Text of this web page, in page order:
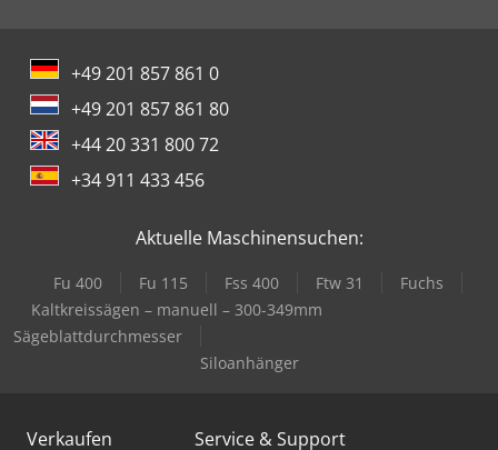
+49 201 857 861 0
+49 201 857 861 80
+44 20 331 800 72
+34 911 433 456
Aktuelle Maschinensuchen:
Fu 400 Fu 115 Fss 400 Ftw 31
Fuchs
Kaltkreissägen – manuell – 300-349mm
Sägeblattdurchmesser
Siloanhänger
Verkaufen Service & Support